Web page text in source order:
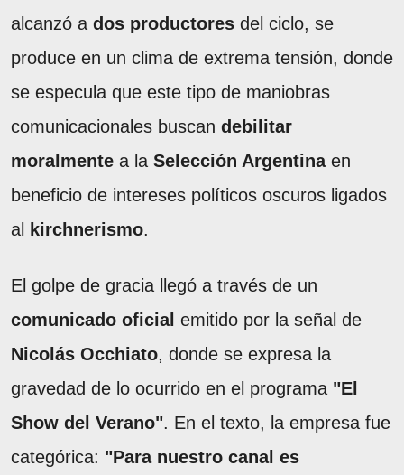
alcanzó a dos productores del ciclo, se
produce en un clima de extrema tensión, donde
se especula que este tipo de maniobras
comunicacionales buscan debilitar
moralmente a la Selección Argentinaen
beneficio de intereses políticos oscuros ligados
al kirchnerismo.
El golpe de gracia llegó a través de un
comunicado oficial emitido por la señal de
Nicolás Occhiato, donde se expresa la
gravedad de lo ocurrido en el programa "El
Show del Verano". En el texto, la empresa fue
categórica: "Para nuestro canal es